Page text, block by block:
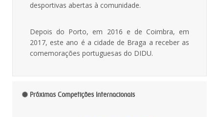
desportivas abertas à comunidade.
Depois do Porto, em 2016 e de Coimbra, em
2017, este ano é a cidade de Braga a receber as
comemorações portuguesas do DIDU.
Próximas Competições Internacionais